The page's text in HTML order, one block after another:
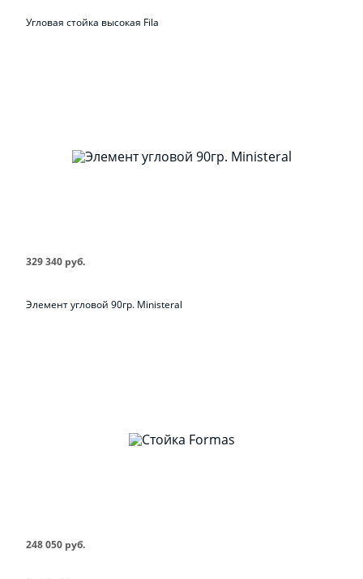
Угловая стойка высокая Fila
329 340 руб.
Элемент угловой 90гр. Ministeral
248 050 руб.